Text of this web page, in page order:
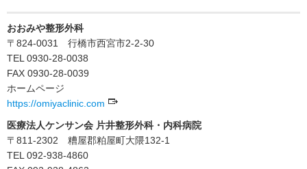
おおみや整形外科
〒824-0031 行橋市西宮市2-2-30
TEL 0930-28-0038
FAX 0930-28-0039
ホームページ
https://omiyaclinic.com
医療法人ケンサン会 片井整形外科・内科病院
〒811-2302 糟屋郡粕屋町大隈132-1
TEL 092-938-4860